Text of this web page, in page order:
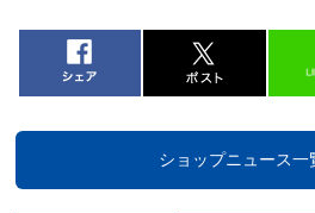
ショップニュース一